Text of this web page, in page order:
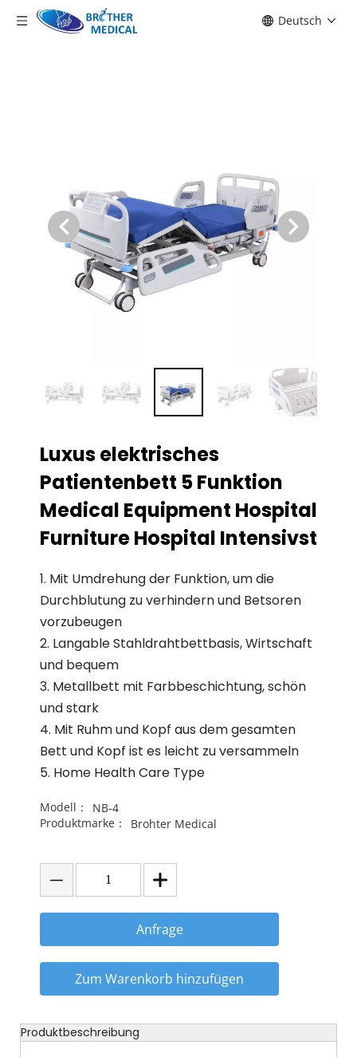
Deutsch
Luxus elektrisches
Patientenbett 5 Funktion
Medical Equipment Hospital
Furniture Hospital Intensivst
1. Mit Umdrehung der Funktion, um die
Durchblutung zu verhindern und Betsoren
vorzubeugen
2. Langable Stahldrahtbettbasis, Wirtschaft
und bequem
3. Metallbett mit Farbbeschichtung, schön
und stark
4. Mit Ruhm und Kopf aus dem gesamten
Bett und Kopf ist es leicht zu versammeln
5. Home Health Care Type
Modell：
NB-4
Produktmarke：
Brohter Medical
Anfrage
Zum Warenkorb hinzufügen
Produktbeschreibung